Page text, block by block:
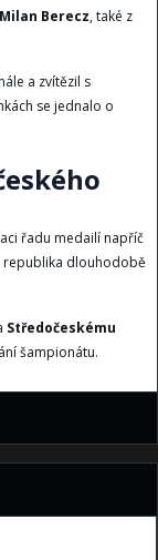
Milan Berecz, také z
a zvítězil s
se jednalo o
řadu medailí napříč
republika dlouhodobě
Středočeskému
šampionátu.